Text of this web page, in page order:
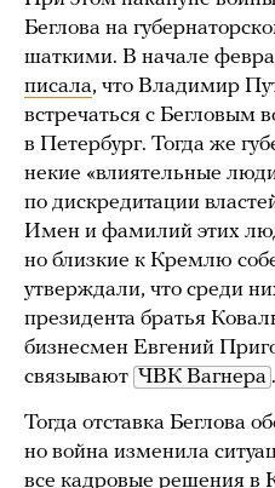
Беглова на
шаткими. В начале
писала, что Владимир
встречаться с Бегловым
в Петербург. Тогда же
некие «влиятельные
по дискредитации
Имен и фамилий этих
но близкие к Кремлю
утверждали, что среди
президента братья
бизнесмен Евгений
связывают ЧВК Вагнера .
Тогда отставка Беглова
но война изменила
все кадровые решения в